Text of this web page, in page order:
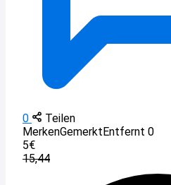
0
Teilen
MerkenGemerktEntfernt 0
5€
15,44